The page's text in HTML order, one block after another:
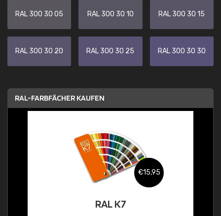
RAL 300 30 05 RAL 300 30 10 RAL 300 30 15
RAL 300 30 20 RAL 300 30 25 RAL 300 30 30
RAL-FARBFÄCHER KAUFEN
€15,95
RAL K7